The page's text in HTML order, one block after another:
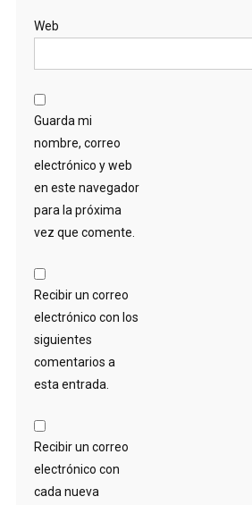
Web
Guarda mi
nombre, correo
electrónico y web
en este navegador
para la próxima
vez que comente.
Recibir un correo
electrónico con los
siguientes
comentarios a
esta entrada.
Recibir un correo
electrónico con
cada nueva